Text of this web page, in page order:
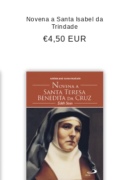
Novena a Santa Isabel da
Trindade
Preço
€4,50 EUR